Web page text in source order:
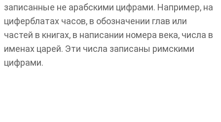
записанные не арабскими цифрами. Например, на
циферблатах часов, в обозначении глав или
частей в книгах, в написании номера века, числа в
именах царей. Эти числа записаны римскими
цифрами.